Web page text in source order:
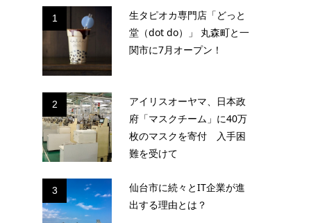
1
生タピオカ専門店「どっと
堂（dot do）」 丸森町と一
関市に7月オープン！
2
アイリスオーヤマ、日本政
府「マスクチーム」に40万
枚のマスクを寄付 入手困
難を受けて
3
仙台市に続々とIT企業が進
出する理由とは？